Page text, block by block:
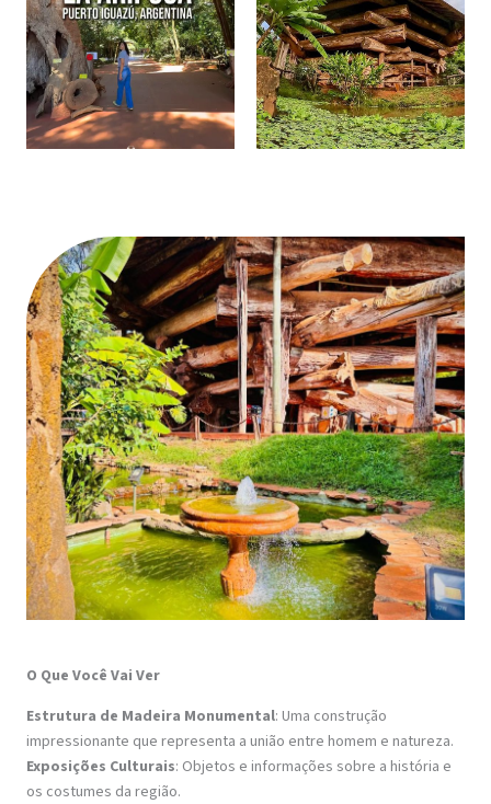
O Que Você Vai Ver
Estrutura de Madeira Monumental: Uma construção
impressionante que representa a união entre homem e natureza.
Exposições Culturais: Objetos e informações sobre a história e
os costumes da região.